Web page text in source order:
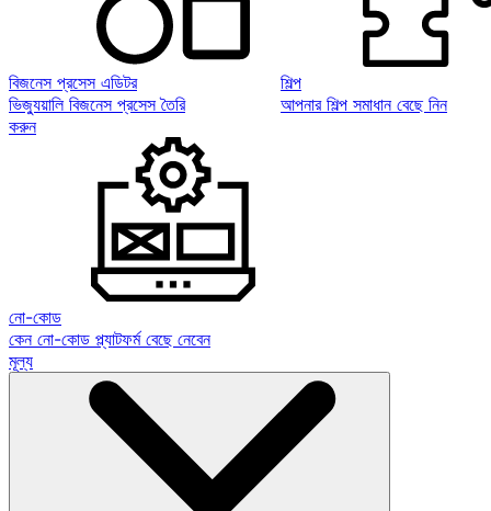
বিজনেস প্রসেস এডিটর
ভিজ্যুয়ালি বিজনেস প্রসেস তৈরি
করুন
শিল্প
আপনার শিল্প সমাধান বেছে নিন
নো-কোড
কেন নো-কোড প্ল্যাটফর্ম বেছে নেবেন
মূল্য